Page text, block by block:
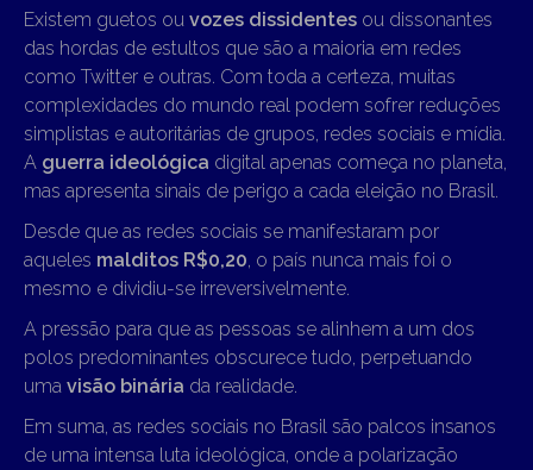
Existem guetos ou vozes dissidentes ou dissonantes
das hordas de estultos que são a maioria em redes
como Twitter e outras. Com toda a certeza, muitas
complexidades do mundo real podem sofrer reduções
simplistas e autoritárias de grupos, redes sociais e mídia.
A guerra ideológica digital apenas começa no planeta,
mas apresenta sinais de perigo a cada eleição no Brasil.
Desde que as redes sociais se manifestaram por
aqueles malditos R$0,20, o país nunca mais foi o
mesmo e dividiu-se irreversivelmente.
A pressão para que as pessoas se alinhem a um dos
polos predominantes obscurece tudo, perpetuando
uma visão binária da realidade.
Em suma, as redes sociais no Brasil são palcos insanos
de uma intensa luta ideológica, onde a polarização